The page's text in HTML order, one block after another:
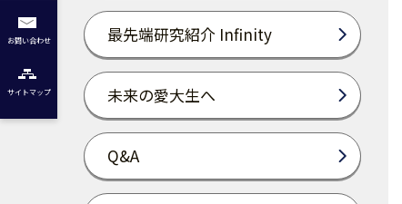
お問い合わせ
サイトマップ
最先端研究紹介 Infinity
未来の愛大生へ
Q&A